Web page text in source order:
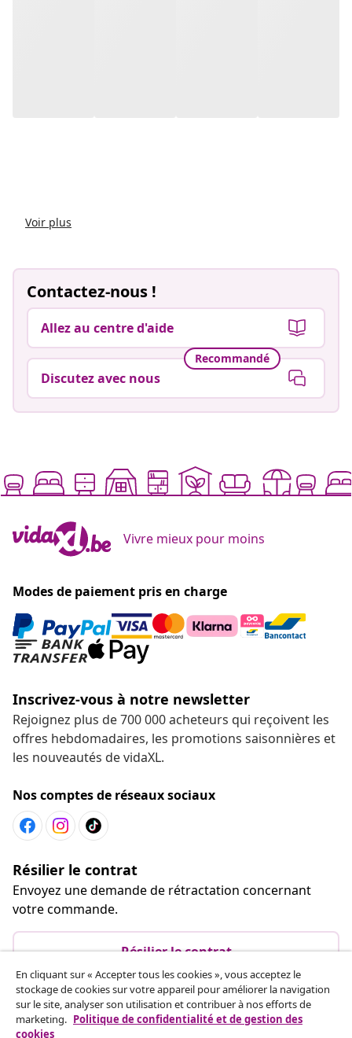
Voir plus
Contactez-nous !
Allez au centre d'aide
Recommandé
Discutez avec nous
Vivre mieux pour moins
Modes de paiement pris en charge
Inscrivez-vous à notre newsletter
Rejoignez plus de 700 000 acheteurs qui reçoivent les
offres hebdomadaires, les promotions saisonnières et
les nouveautés de vidaXL.
Nos comptes de réseaux sociaux
Résilier le contrat
Envoyez une demande de rétractation concernant
votre commande.
Résilier le contrat
Service Clients
En cliquant sur « Accepter tous les cookies », vous acceptez le
stockage de cookies sur votre appareil pour améliorer la navigation
sur le site, analyser son utilisation et contribuer à nos efforts de
marketing. Politique de confidentialité et de gestion des
cookies